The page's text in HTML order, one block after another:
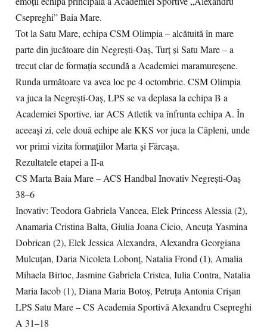
Csepreghi” Baia Mare.
Tot la Satu Mare, echipa CSM Olimpia – alcătuită în mare
parte din jucătoare din Negrești-Oaș, Turț și Satu Mare – a
trecut clar de formația secundă a Academiei maramureșene.
Runda următoare va avea loc pe 4 octombrie. CSM Olimpia
va juca la Negrești-Oaș, LPS se va deplasa la echipa B a
Academiei Sportive, iar ACS Atletik va înfrunta echipa A. În
aceeași zi, cele două echipe ale KKS vor juca la Căpleni, unde
vor primi vizita formațiilor Marta și Fărcașa.
Rezultatele etapei a II-a
CS Marta Baia Mare – ACS Handbal Inovativ Negrești-Oaș
38–6
Inovativ: Teodora Gabriela Vancea, Elek Princess Alessia (2),
Anamaria Cristina Balta, Giulia Joana Cicio, Ancuța Yasmina
Dobrican (2), Elek Jessica Alexandra, Alexandra Georgiana
Mulcuțan, Daria Nicoleta Lobonț, Natalia Frond (1), Amalia
Mihaela Birtoc, Jasmine Gabriela Cristea, Iulia Contra, Natalia
Maria Iacob (1), Diana Maria Botoș, Petruța Antonia Crișan
LPS Satu Mare – CS Academia Sportivă Alexandru Csepreghi
A 31–18